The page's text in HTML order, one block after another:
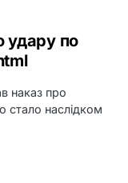
удару по
наказ про
стало наслідком